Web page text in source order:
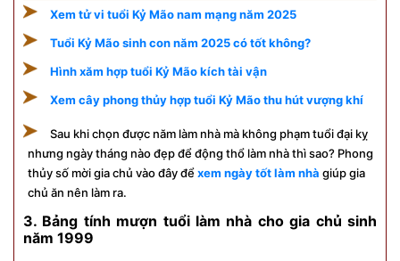
Xem tử vi tuổi Kỷ Mão nam mạng năm 2025
Tuổi Kỷ Mão sinh con năm 2025 có tốt không?
Hình xăm hợp tuổi Kỷ Mão kích tài vận
Xem cây phong thủy hợp tuổi Kỷ Mão thu hút vượng khí
Sau khi chọn được năm làm nhà mà không phạm tuổi đại kỵ
nhưng ngày tháng nào đẹp để động thổ làm nhà thì sao? Phong
thủy số mời gia chủ vào đây đểxem ngày tốt làm nhà giúp gia
chủ ăn nên làm ra.
3. Bảng tính mượn tuổi làm nhà cho gia chủ sinh
năm 1999